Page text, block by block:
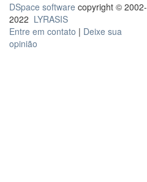
DSpace software copyright © 2002-
2022 LYRASIS
Entre em contato | Deixe sua
opinião